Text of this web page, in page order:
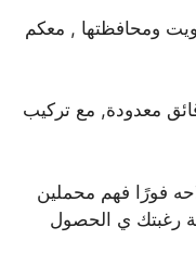
ومحافظتها , معكم
بجوارك بدقائق معدودة, مع تركيب
فورًا فهم محملين
لذا لا تتردد في التواصل معنا 69622724 في حالة رغبتك ي الحصول